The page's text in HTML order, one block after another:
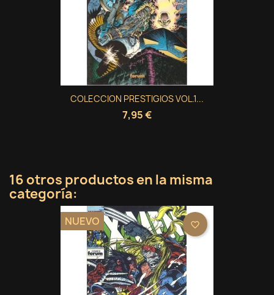
COLECCION PRESTIGIOS VOL.1...
7,95 €
16 otros productos en la misma
categoría:
NUEVO favorite_border